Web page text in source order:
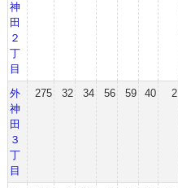
神
田
２
丁
目
外
神
田
３
丁
目
275 32 34 56 59 40 2